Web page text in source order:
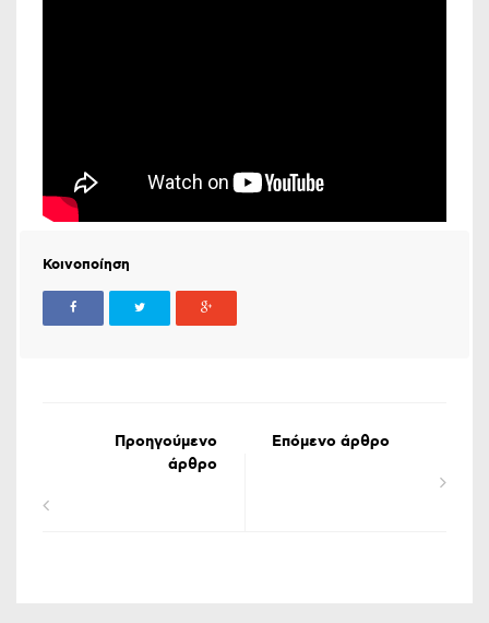
Κοινοποίηση
Προηγούμενο
άρθρο
Επόμενο άρθρο